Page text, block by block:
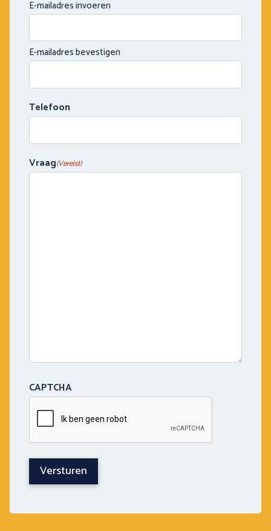
E-mailadres invoeren
E-mailadres bevestigen
Telefoon
Vraag(Vereist)
CAPTCHA